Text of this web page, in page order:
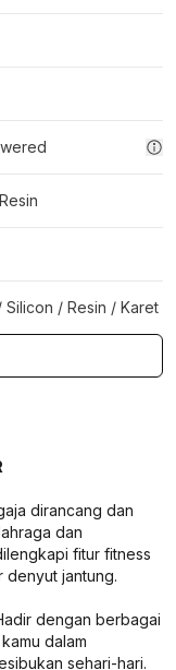
Silicon / Resin / Karet
dirancang dan
dan
fitur fitness
jantung.
dengan berbagai
dalam
sehari-hari.